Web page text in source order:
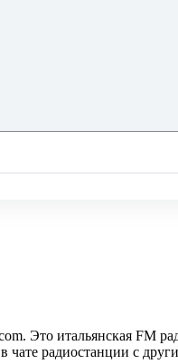
Это итальянская FM
чате радиостанции с